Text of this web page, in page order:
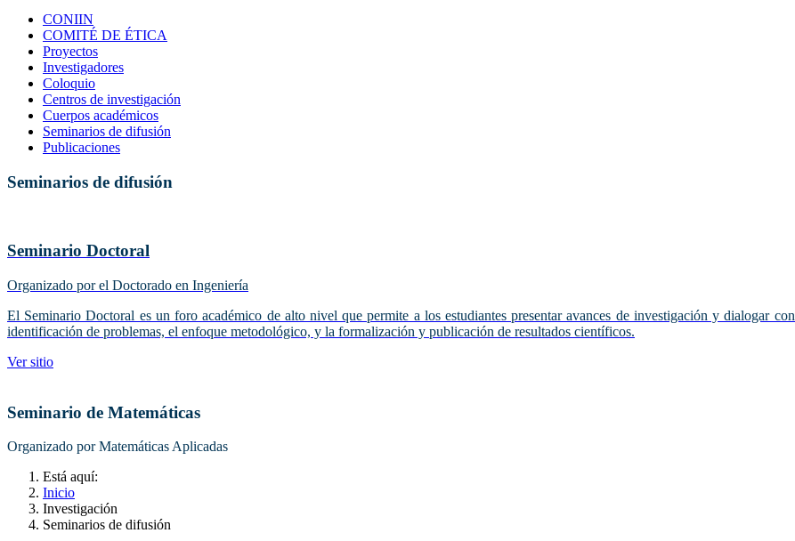
CONIIN
COMITÉ DE ÉTICA
Proyectos
Investigadores
Coloquio
Centros de investigación
Cuerpos académicos
Seminarios de difusión
Publicaciones
Seminarios de difusión
Seminario Doctoral
Organizado por el Doctorado en Ingeniería
El Seminario Doctoral es un foro académico de alto nivel que permite a los estudiantes presentar avances de investigación y dialogar
identificación de problemas, el enfoque metodológico, y la formalización y publicación de resultados científicos.
Ver sitio
Seminario de Matemáticas
Organizado por Matemáticas Aplicadas
Está aquí:
Inicio
Investigación
Seminarios de difusión